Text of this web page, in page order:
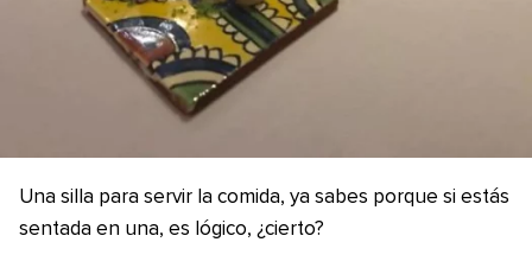
Una silla para servir la comida, ya sabes porque si estás
sentada en una, es lógico, ¿cierto?